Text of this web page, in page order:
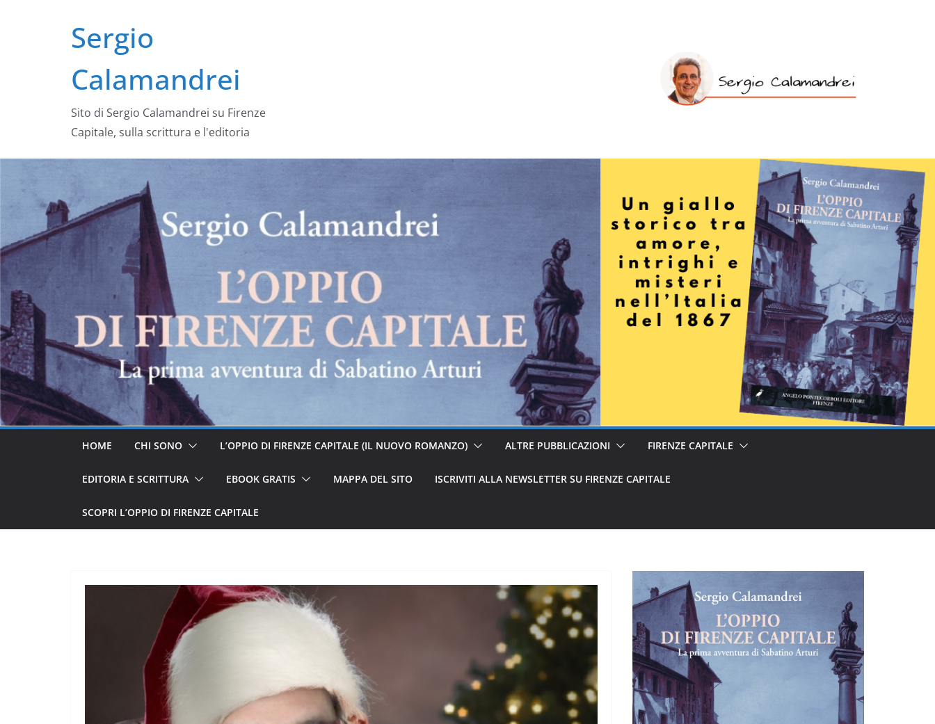
Sergio
Calamandrei
Sito di Sergio Calamandrei su Firenze
Capitale, sulla scrittura e l'editoria
HOME CHI SONO L’OPPIO DI FIRENZE CAPITALE (IL NUOVO ROMANZO) ALTRE PUBBLICAZIONI FIRENZE CAPITALE
EDITORIA E SCRITTURA EBOOK GRATIS MAPPA DEL SITO ISCRIVITI ALLA NEWSLETTER SU FIRENZE CAPITALE
SCOPRI L’OPPIO DI FIRENZE CAPITALE